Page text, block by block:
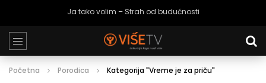
Ja tako volim – Strah od budućnosti
Početna Porodica Kategorija "Vreme je za priču"